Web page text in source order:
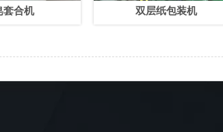
套合机 双层纸包装机